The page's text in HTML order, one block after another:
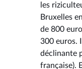
les
Bruxelles
de 800
300 euros.
déclinante
française).